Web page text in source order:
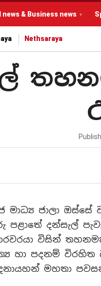
& Business news
Nethsaraya
ජාලා ඔස්සේ
දන්සැල්
විසින්
හා පදනම් විරහිත
මහතා